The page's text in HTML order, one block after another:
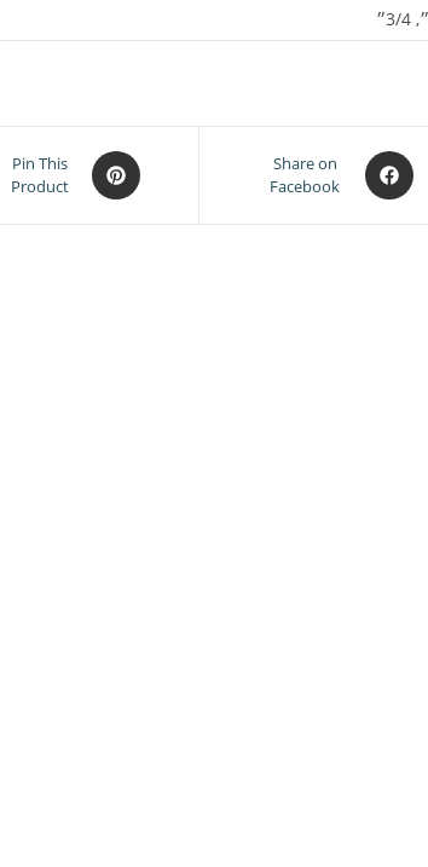
Opens
in
Share on
Facebook
Opens
in
Pin This
Product